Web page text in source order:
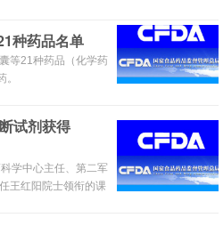
种药品名单
等21种药品（化学药
试剂获得
学中心主任、第二军
王红阳院士领衔的课